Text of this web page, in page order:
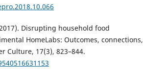
Disrupting household food
HomeLabs: Outcomes, connections,
Culture, 17(3), 823–844.